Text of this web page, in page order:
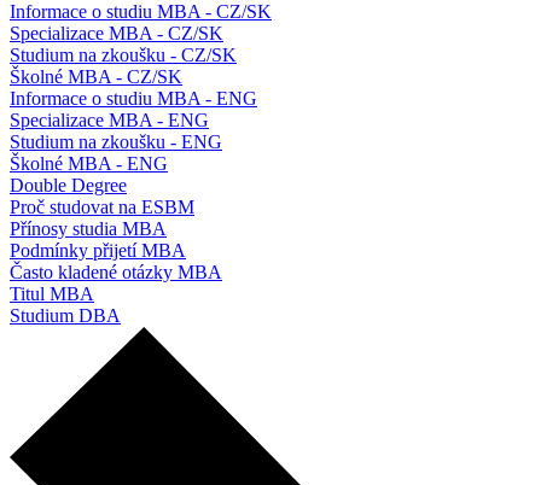
Informace o studiu MBA - CZ/SK
Specializace MBA - CZ/SK
Studium na zkoušku - CZ/SK
Školné MBA - CZ/SK
Informace o studiu MBA - ENG
Specializace MBA - ENG
Studium na zkoušku - ENG
Školné MBA - ENG
Double Degree
Proč studovat na ESBM
Přínosy studia MBA
Podmínky přijetí MBA
Často kladené otázky MBA
Titul MBA
Studium DBA